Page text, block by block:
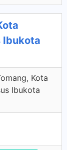
Ibukota
Kota
Ibukota